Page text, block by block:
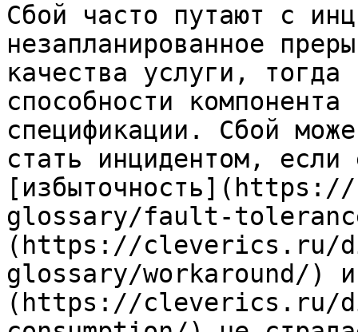
Сбой часто путают с
незапланированное
качества услуги,
способности
спецификации. Сбой
стать инцидентом, если
glossary/fault-
(https://cleverics.ru/
glossary/workaround/) и
(https://cleverics.ru/